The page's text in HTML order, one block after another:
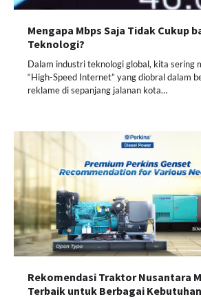
Mengapa Mbps Saja Tidak Cukup
Teknologi?
Dalam industri teknologi global, kita sering
“High-Speed Internet” yang diobral dalam
reklame di sepanjang jalanan kota…
Rekomendasi Traktor Nusantara
Terbaik untuk Berbagai